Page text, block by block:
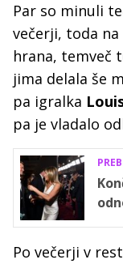
Par so minuli
večerji, toda
hrana, temveč
jima delala še
pa igralka
pa je vladalo
Po večerji v